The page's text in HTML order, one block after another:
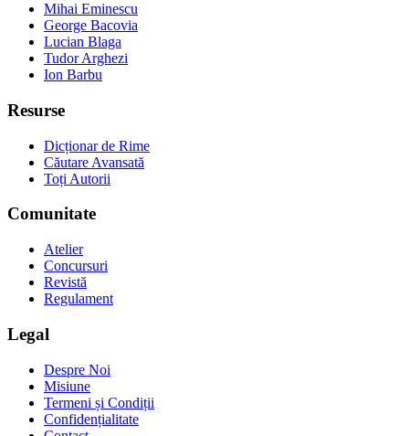
Mihai Eminescu
George Bacovia
Lucian Blaga
Tudor Arghezi
Ion Barbu
Resurse
Dicționar de Rime
Căutare Avansată
Toți Autorii
Comunitate
Atelier
Concursuri
Revistă
Regulament
Legal
Despre Noi
Misiune
Termeni și Condiții
Confidențialitate